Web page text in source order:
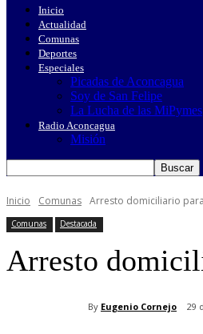
Inicio
Actualidad
Comunas
Deportes
Especiales
Picadas de Aconcagua
Soy de San Felipe
La Lucha de las MiPymes
Radio Aconcagua
Misión
Inicio Comunas Arresto domiciliario
Comunas Destacada
Arresto
By Eugenio Cornejo 29